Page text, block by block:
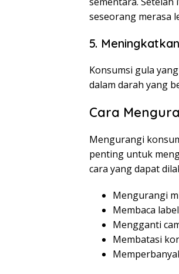
seseorang merasa
5.
Konsumsi gula
dalam darah yang
Cara
Mengurangi
penting untuk
cara yang dapat
Mengurangi
Membaca
Mengganti
Membatasi